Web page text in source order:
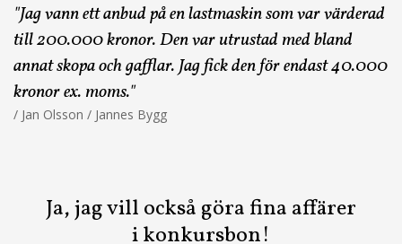
"Jag vann ett anbud på en lastmaskin som var värderad
till 200.000 kronor. Den var utrustad med bland
annat skopa och gafflar. Jag fick den för endast 40.000
kronor ex. moms."
/ Jan Olsson / Jannes Bygg